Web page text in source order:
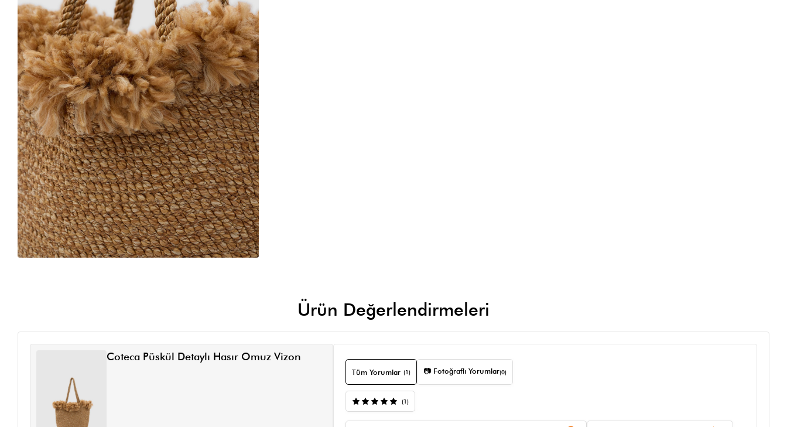
Ürün Değerlendirmeleri
Coteca Püskül Detaylı Hasır Omuz Vizon
Tüm Yorumlar (1) 📷 Fotoğraflı Yorumlar(0)
(1)